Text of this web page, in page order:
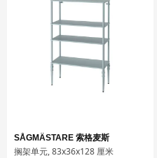
SÅGMÄSTARE 索格麦斯
搁架单元, 83x36x128 厘米